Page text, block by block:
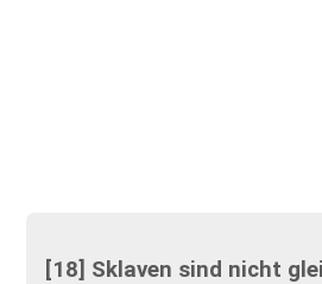
[18] Sklaven sind nicht